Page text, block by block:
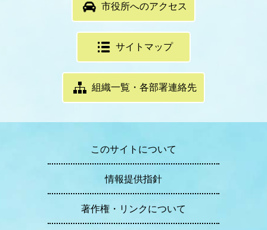
市役所へのアクセス
サイトマップ
組織一覧・各部署連絡先
このサイトについて
情報提供指針
著作権・リンクについて